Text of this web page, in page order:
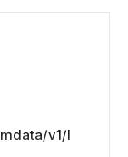
v1/l